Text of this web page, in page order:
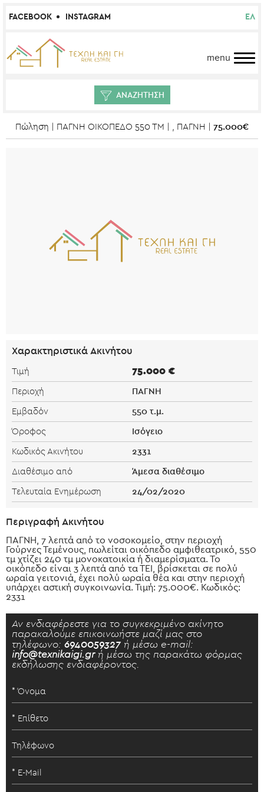
FACEBOOK INSTAGRAM ΕΛ
menu
ΑΝΑΖΗΤΗΣΗ
Πώληση | ΠΑΓΝΗ ΟΙΚΟΠΕΔΟ 550 ΤΜ | , ΠΑΓΝΗ | 75.000€
Χαρακτηριστικά Ακινήτου
Τιμή 75.000 €
Περιοχή ΠΑΓΝΗ
Εμβαδόν 550 τ.μ.
Όροφος Ισόγειο
Κωδικός Ακινήτου 2331
Διαθέσιμο από Άμεσα διαθέσιμο
Τελευταία Ενημέρωση 24/02/2020
Περιγραφή Ακινήτου
ΠΑΓΝΗ, 7 λεπτά από το νοσοκομείο, στην περιοχή
Γούρνες Τεμένους, πωλείται οικόπεδο αμφιθεατρικό, 550
τμ χτίζει 240 τμ μονοκατοικία ή διαμερίσματα. Το
οικόπεδο είναι 3 λεπτά από τα ΤΕΙ, βρίσκεται σε πολύ
ωραία γειτονιά, έχει πολύ ωραία θέα και στην περιοχή
υπάρχει αστική συγκοινωνία. Τιμή: 75.000€. Κωδικός:
2331
Αν ενδιαφέρεστε για το συγκεκριμένο ακίνητο
παρακαλούμε επικοινωήστε μαζί μας στο
τηλέφωνο: 6940059327 ή μέσω e-mail:
info@texnikaigi.grή μέσω της παρακάτω φόρμας
εκδήλωσης ενδιαφέροντος.